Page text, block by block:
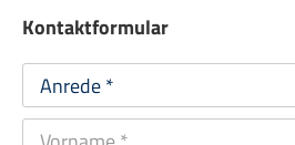
Kontaktformular